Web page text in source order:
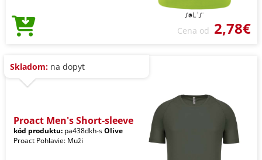
Cena od 2,78€
Skladom: na dopyt
Proact Men's Short-sleeve
kód produktu: pa438dkh-sOlive
Proact Pohlavie: Muži